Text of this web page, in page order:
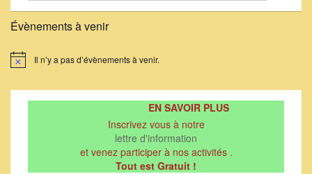
Évènements à venir
Notice Il n’y a pas d’évènements à venir.
EN SAVOIR PLUS
Inscrivez vous à notre
lettre d'information
et venez participer à nos activités .
Tout est Gratuit !